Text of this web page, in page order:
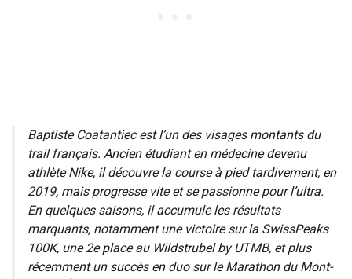
Baptiste Coatantiec est l’un des visages montants du
trail français. Ancien étudiant en médecine devenu
athlète Nike, il découvre la course à pied tardivement, en
2019, mais progresse vite et se passionne pour l’ultra.
En quelques saisons, il accumule les résultats
marquants, notamment une victoire sur la SwissPeaks
100K, une 2e place au Wildstrubel by UTMB, et plus
récemment un succès en duo sur le Marathon du Mont-